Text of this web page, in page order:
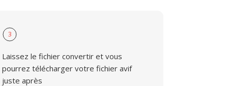
3
Laissez le fichier convertir et vous
pourrez télécharger votre fichier avif
juste après